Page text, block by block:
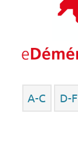
A-C D-F